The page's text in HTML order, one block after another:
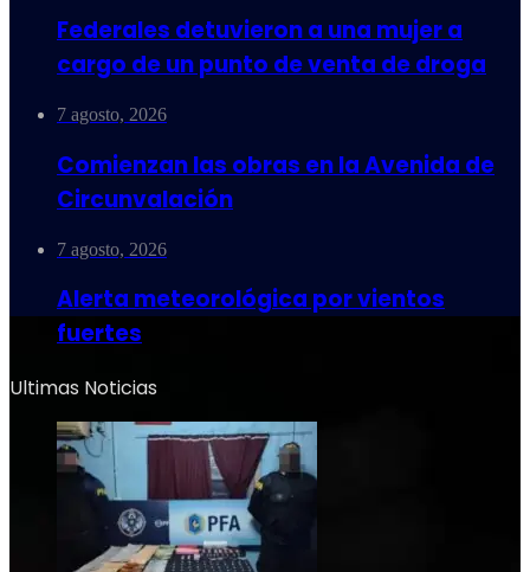
Federales detuvieron a una mujer a
cargo de un punto de venta de droga
7 agosto, 2026
Comienzan las obras en la Avenida de
Circunvalación
7 agosto, 2026
Alerta meteorológica por vientos
fuertes
Ultimas Noticias